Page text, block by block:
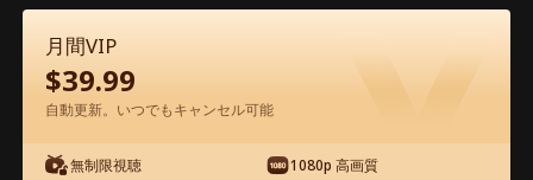
月間VIP
$39.99
自動更新。いつでもキャンセル可能
無制限視聴 1080p 高画質